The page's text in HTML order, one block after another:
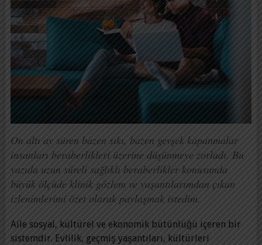
On altı ay süren bazen sıkı, bazen gevşek kapanmalar
insanları beraberlikleri üzerine düşünmeye zorladı. Bu
yazıda uzun süreli sağlıklı beraberlikler konusunda
büyük ölçüde klinik gözlem ve yaşantılarımdan çıkan
izlenimlerimi özet olarak paylaşmak istedim.
Aile sosyal, kültürel ve ekonomik bütünlüğü içeren bir
sistemdir. Evlilik, geçmiş yaşantıları, kültürleri